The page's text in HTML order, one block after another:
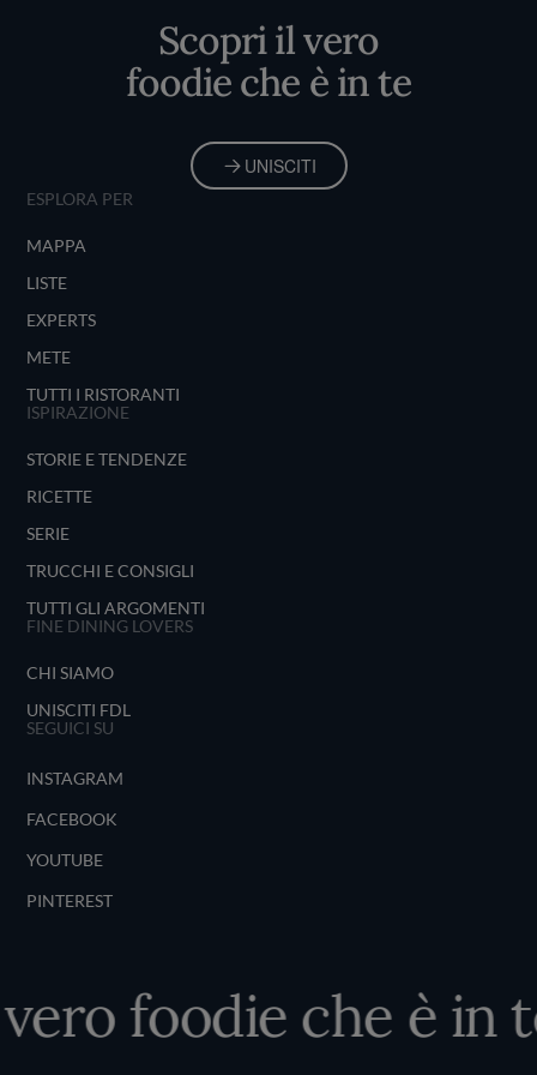
Scopri il vero
foodie che è in te
UNISCITI
ESPLORA PER
MAPPA
LISTE
EXPERTS
METE
TUTTI I RISTORANTI
ISPIRAZIONE
STORIE E TENDENZE
RICETTE
SERIE
TRUCCHI E CONSIGLI
TUTTI GLI ARGOMENTI
FINE DINING LOVERS
CHI SIAMO
UNISCITI FDL
SEGUICI SU
INSTAGRAM
FACEBOOK
YOUTUBE
PINTEREST
foodie che è in